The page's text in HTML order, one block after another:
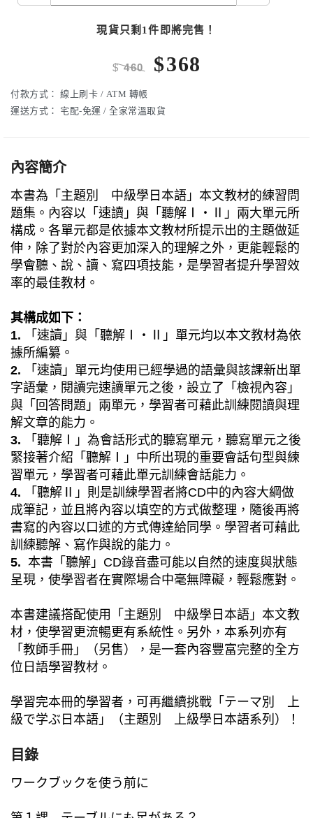
現貨只剩1件即將完售！
$460 $368
付款方式： 線上刷卡 / ATM 轉帳
運送方式：
宅配-免運 / 全家常溫取貨
內容簡介
本書為「主題別 中級學日本語」本文教材的練習問
題集。內容以「速讀」與「聽解Ⅰ‧Ⅱ」兩大單元所
構成。各單元都是依據本文教材所提示出的主題做延
伸，除了對於內容更加深入的理解之外，更能輕鬆的
學會聽、說、讀、寫四項技能，是學習者提升學習效
率的最佳教材。
其構成如下：
1. 「速讀」與「聽解Ⅰ‧Ⅱ」單元均以本文教材為依
據所編纂。
2. 「速讀」單元均使用已經學過的語彙與該課新出單
字語彙，閱讀完速讀單元之後，設立了「檢視內容」
與「回答問題」兩單元，學習者可藉此訓練閱讀與理
解文章的能力。
3. 「聽解Ⅰ」為會話形式的聽寫單元，聽寫單元之後
緊接著介紹「聽解Ⅰ」中所出現的重要會話句型與練
習單元，學習者可藉此單元訓練會話能力。
4. 「聽解Ⅱ」則是訓練學習者將CD中的內容大綱做
成筆記，並且將內容以填空的方式做整理，隨後再將
書寫的內容以口述的方式傳達給同學。學習者可藉此
訓練聽解、寫作與說的能力。
5. 本書「聽解」CD錄音盡可能以自然的速度與狀態
呈現，使學習者在實際場合中毫無障礙，輕鬆應對。
本書建議搭配使用「主題別 中級學日本語」本文教
材，使學習更流暢更有系統性。另外，本系列亦有
「教師手冊」（另售），是一套內容豐富完整的全方
位日語學習教材。
學習完本冊的學習者，可再繼續挑戰「テーマ別 上
級で学ぶ日本語」（主題別 上級學日本語系列）！
目錄
ワークブックを使う前に